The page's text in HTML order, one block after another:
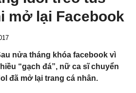
mở lại Facebook
nửa tháng khóa facebook vì
“gạch đá”, nữ ca sĩ chuyển
đã mở lại trang cá nhân.